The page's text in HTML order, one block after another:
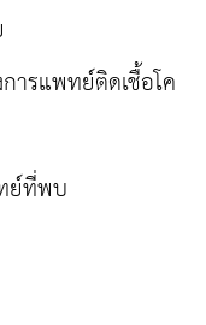
ารแพทย์ติดเชื้อโค
ย์ที่พบ